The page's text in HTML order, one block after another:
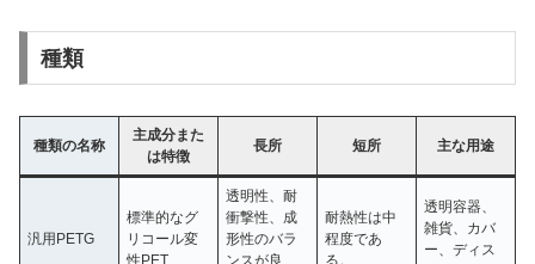
種類
種類の名称
主成分また
は特徴
長所 短所 主な用途
汎用PETG
標準的なグ
リコール変
透明性、耐
衝撃性、成
形性のバラ
耐熱性は中
程度であ
透明容器、
雑貨、カバ
ー、ディス